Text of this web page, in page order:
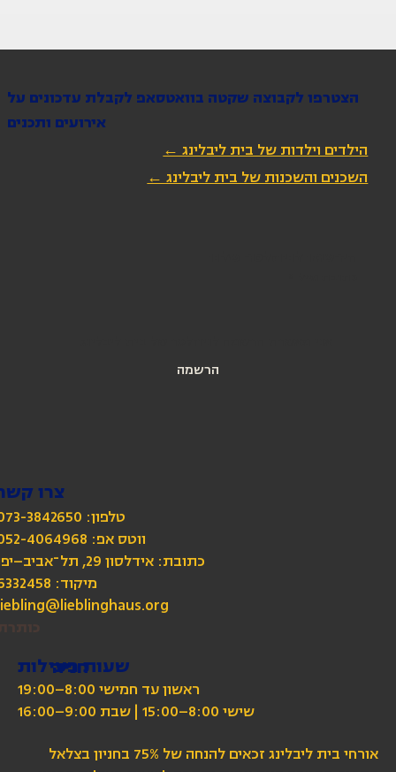
הרשמה
הצטרפו לקבוצה שקטה בוואטסאפ לקבלת עדכונים על
אירועים ותכנים
הילדים וילדות של בית ליבלינג ←
השכנים והשכנות של בית ליבלינג ←
צרו
טלפון: 073-3842650
כתובת: אידלסון 29, תל־אביב–יפו
מיקוד: 6332458
שעות פעילות
ראשון עד חמישי 8:00–19:00
שישי 8:00–15:00 | שבת 9:00–16:00
אורחי בית ליבלינג זכאים להנחה של 75% בחניון בצלאל
חניה